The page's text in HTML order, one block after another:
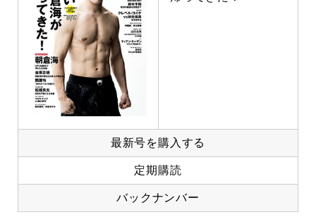
最新号を購入する
定期購読
バックナンバー